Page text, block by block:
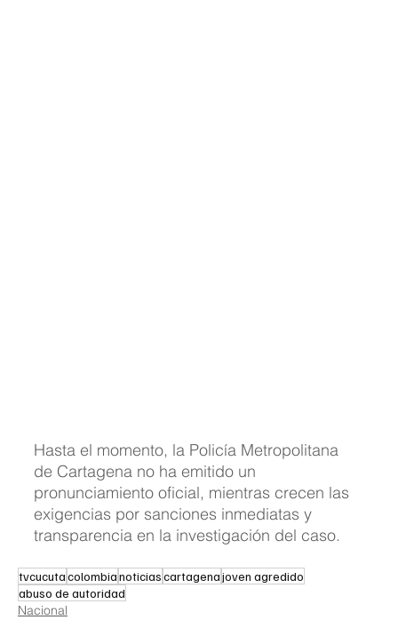
Hasta el momento, la Policía Metropolitana
de Cartagena no ha emitido un
pronunciamiento oficial, mientras crecen las
exigencias por sanciones inmediatas y
transparencia en la investigación del caso.
tvcucutacolombianoticiascartagenajoven agredido
abuso de autoridad
Nacional